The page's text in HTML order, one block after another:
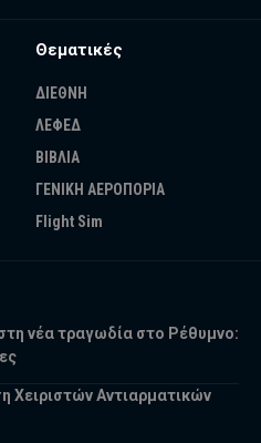
Θεματικές
ΔΙΕΘΝΗ
ΛΕΦΕΔ
ΒΙΒΛΙΑ
ΓΕΝΙΚΗ ΑΕΡΟΠΟΡΙΑ
Flight Sim
νέα τραγωδία στο Ρέθυμνο:
Χειριστών Αντιαρματικών